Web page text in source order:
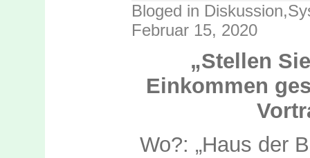
Bloged in Diskussion,
Februar 15, 2020
„Stellen
Einkommen
Wo?: „Haus der